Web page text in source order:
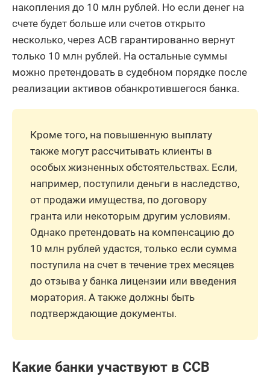
накопления до 10 млн рублей. Но если денег на
счете будет больше или счетов открыто
несколько, через АСВ гарантированно вернут
только 10 млн рублей. На остальные суммы
можно претендовать в судебном порядке после
реализации активов обанкротившегося банка.
Кроме того, на повышенную выплату
также могут рассчитывать клиенты в
особых жизненных обстоятельствах. Если,
например, поступили деньги в наследство,
от продажи имущества, по договору
гранта или некоторым другим условиям.
Однако претендовать на компенсацию до
10 млн рублей удастся, только если сумма
поступила на счет в течение трех месяцев
до отзыва у банка лицензии или введения
моратория. А также должны быть
подтверждающие документы.
Какие банки участвуют в ССВ